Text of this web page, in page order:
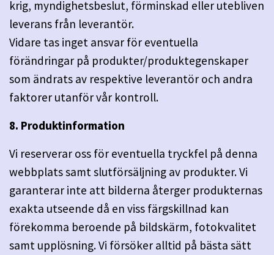
krig, myndighetsbeslut, förminskad eller utebliven
leverans från leverantör.
Vidare tas inget ansvar för eventuella
förändringar på produkter/produktegenskaper
som ändrats av respektive leverantör och andra
faktorer utanför vår kontroll.
8. Produktinformation
Vi reserverar oss för eventuella tryckfel på denna
webbplats samt slutförsäljning av produkter. Vi
garanterar inte att bilderna återger produkternas
exakta utseende då en viss färgskillnad kan
förekomma beroende på bildskärm, fotokvalitet
samt upplösning. Vi försöker alltid på bästa sätt